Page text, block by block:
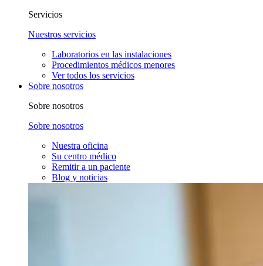
Servicios
Nuestros servicios
Laboratorios en las instalaciones
Procedimientos médicos menores
Ver todos los servicios
Sobre nosotros
Sobre nosotros
Sobre nosotros
Nuestra oficina
Su centro médico
Remitir a un paciente
Blog y noticias